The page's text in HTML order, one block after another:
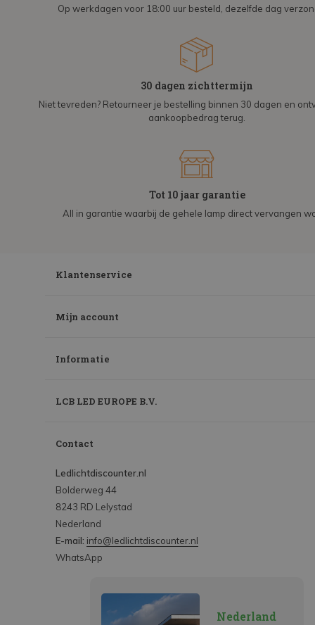
Op werkdagen voor 18:00 uur besteld, dezelfde dag
30 dagen zichttermijn
Niet tevreden? Retourneer je bestelling binnen 30 dagen en
aankoopbedrag terug.
Tot 10 jaar garantie
All in garantie waarbij de gehele lamp direct vervangen
Klantenservice
Mijn account
Informatie
LCB LED EUROPE B.V.
Contact
Ledlichtdiscounter.nl
Bolderweg 44
8243 RD Lelystad
Nederland
E-mail: info@ledlichtdiscounter.nl
WhatsApp
Nederland